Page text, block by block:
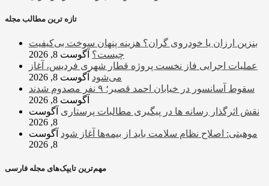
تازه ترین مطالب مجله
بنزین ارزان یا خودروی گران؟ هزینه پنهان سوخت بی‌کیفیت
چیست؟ آگوست 8, 2026
عملیات اجرایی فاز نخست پروژه قطار شهری فردیس، آغاز
می‌شود آگوست 8, 2026
سقوط آسانسور در خیابان احمد قصیر؛ ۹ نفر مصدوم شدند
آگوست 8, 2026
نقش اثرگذار رسانه ها در پیگیری مطالبات پرستاری آگوست
8, 2026
موهبتی: اصلاح نظام سلامت باید از بیمه‌ها آغاز شود آگوست
8, 2026
مهم‌ترین تایپک‌های مجله فارسی